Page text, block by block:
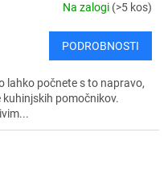
Na zalogi (>5 kos)
PODROBNOSTI
lahko počnete s to napravo,
pomočnikov.